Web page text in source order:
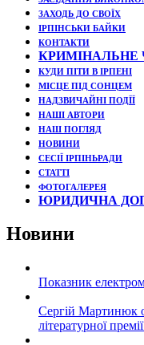
ЗАХОДЬ ДО СВОЇХ
ІРПІНСЬКИ БАЙКИ
КОНТАКТИ
КРИМІНАЛЬНЕ
КУДИ ПІТИ В ІРПЕНІ
МІСЦЕ ПІД СОНЦЕМ
НАДЗВИЧАЙНІ ПОДЇЇ
НАШІ АВТОРИ
НАШ ПОГЛЯД
НОВИНИ
СЕСІЇ ІРПІНЬРАДИ
СТАТТІ
ФОТОГАЛЕРЕЯ
ЮРИДИЧНА
Новини
Показник
Сергій Мартинюк
літературної